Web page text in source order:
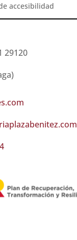
accesibilidad
29120